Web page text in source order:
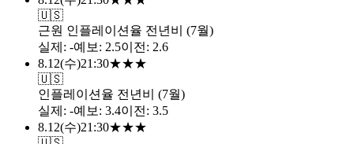
🇺🇸
근원 인플레이션율 전년비 (7월)
실제 : -예보 : 2.5이전 : 2.6
8.12(수)21:30★★★
🇺🇸
인플레이션율 전년비 (7월)
실제 : -예보 : 3.4이전 : 3.5
8.12(수)21:30★★★